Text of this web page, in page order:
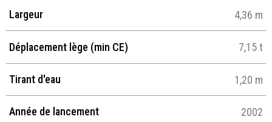
Largeur 4,36 m
Déplacement lège (min CE) 7,15 t
Tirant d'eau 1,20 m
Année de lancement 2002